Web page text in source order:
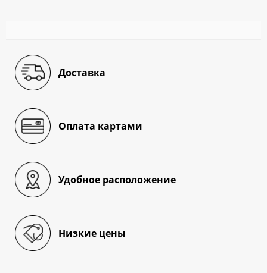
Доставка
Оплата картами
Удобное расположение
Низкие цены